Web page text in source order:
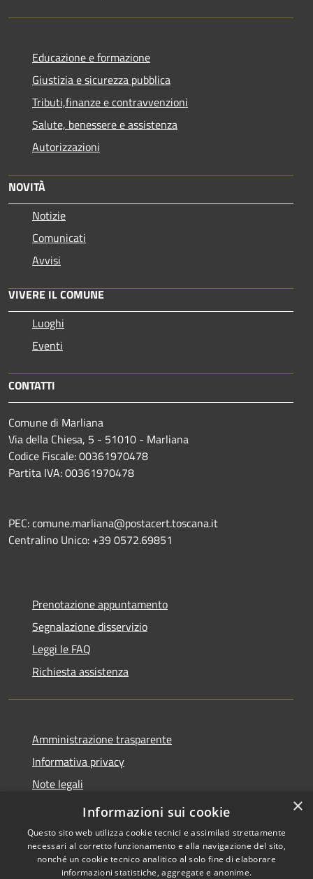
Educazione e formazione
Giustizia e sicurezza pubblica
Tributi,finanze e contravvenzioni
Salute, benessere e assistenza
Autorizzazioni
NOVITÀ
Notizie
Comunicati
Avvisi
VIVERE IL COMUNE
Luoghi
Eventi
CONTATTI
Comune di Marliana
Via della Chiesa, 5 - 51010 - Marliana
Codice Fiscale: 00361970478
Partita IVA: 00361970478
PEC: comune.marliana@postacert.toscana.it
Centralino Unico: +39 0572.69851
Prenotazione appuntamento
Segnalazione disservizio
Leggi le FAQ
Richiesta assistenza
Amministrazione trasparente
Informativa privacy
Note legali
Dichiarazione di accessibilità
×
Informazioni sui cookie
Questo sito web utilizza cookie tecnici e assimilati strettamente
necessari al corretto funzionamento e alla navigazione del sito,
nonché un cookie tecnico analitico al solo fine di elaborare
informazioni statistiche, aggregate e anonime.